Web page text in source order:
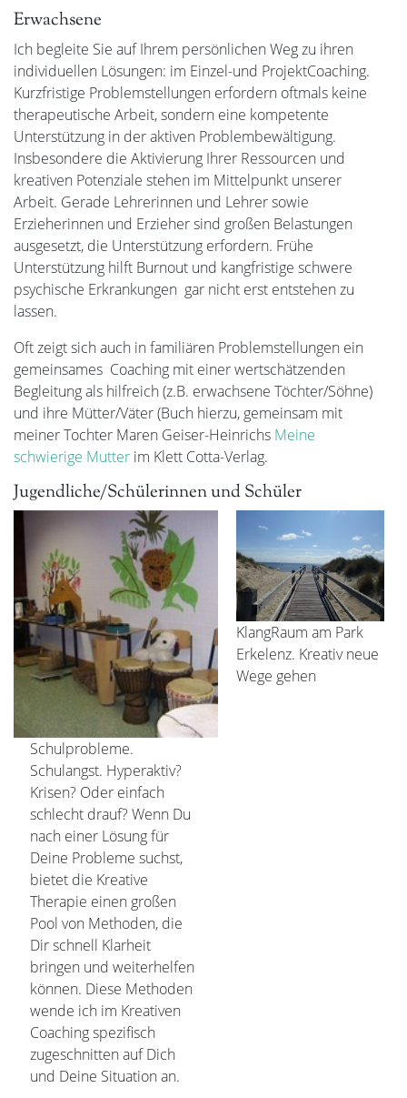
Erwachsene
Ich begleite Sie auf Ihrem persönlichen Weg zu ihren
individuellen Lösungen: im Einzel-und ProjektCoaching.
Kurzfristige Problemstellungen erfordern oftmals keine
therapeutische Arbeit, sondern eine kompetente
Unterstützung in der aktiven Problembewältigung.
Insbesondere die Aktivierung Ihrer Ressourcen und
kreativen Potenziale stehen im Mittelpunkt unserer
Arbeit. Gerade Lehrerinnen und Lehrer sowie
Erzieherinnen und Erzieher sind großen Belastungen
ausgesetzt, die Unterstützung erfordern. Frühe
Unterstützung hilft Burnout und kangfristige schwere
psychische Erkrankungen gar nicht erst entstehen zu
lassen.
Oft zeigt sich auch in familiären Problemstellungen ein
gemeinsames Coaching mit einer wertschätzenden
Begleitung als hilfreich (z.B. erwachsene Töchter/Söhne)
und ihre Mütter/Väter (Buch hierzu, gemeinsam mit
meiner Tochter Maren Geiser-Heinrichs Meine
schwierige Mutter im Klett Cotta-Verlag.
Jugendliche/Schülerinnen und Schüler
KlangRaum am Park
Erkelenz. Kreativ neue
Wege gehen
Schulprobleme.
Schulangst. Hyperaktiv?
Krisen? Oder einfach
schlecht drauf? Wenn Du
nach einer Lösung für
Deine Probleme suchst,
bietet die Kreative
Therapie einen großen
Pool von Methoden, die
Dir schnell Klarheit
bringen und weiterhelfen
können. Diese Methoden
wende ich im Kreativen
Coaching spezifisch
zugeschnitten auf Dich
und Deine Situation an.